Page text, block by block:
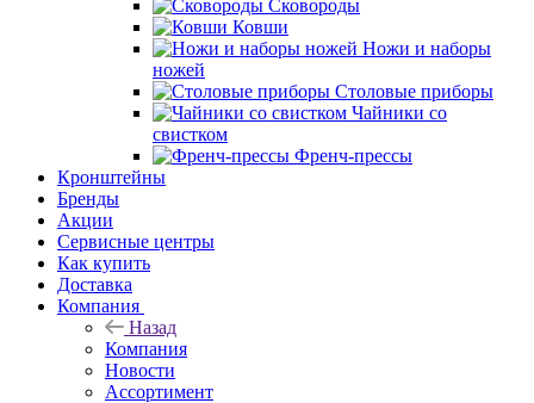
Сковороды
Ковши
Ножи и наборы
ножей
Столовые приборы
Чайники со
свистком
Френч-прессы
Кронштейны
Бренды
Акции
Сервисные центры
Как купить
Доставка
Компания
Назад
Компания
Новости
Ассортимент